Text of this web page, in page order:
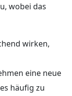
wobei das
wirken,
eine neue
häufig zu